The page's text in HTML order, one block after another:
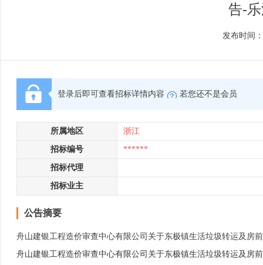
告-
发布时间：
登录后即可查看招标详情内容 若您还不是会员
所属地区 浙江
招标编号 ******
招标代理
招标业主
公告摘要
舟山建银工程造价审查中心有限公司关于东极镇生活垃圾转运及房
舟山建银工程造价审查中心有限公司关于东极镇生活垃圾转运及房